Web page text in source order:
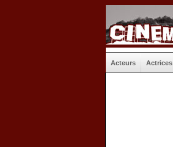
Acteurs Actrices